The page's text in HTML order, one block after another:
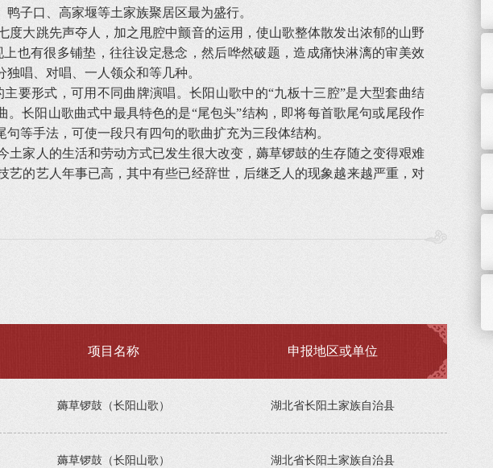
子口、高家堰等土家族聚居区最为盛行。
大跳先声夺人，加之甩腔中颤音的运用，使山歌整体散发出浓郁的山野
也有很多铺垫，往往设定悬念，然后哗然破题，造成痛快淋漓的审美效
唱、对唱、一人领众和等几种。
形式，可用不同曲牌演唱。长阳山歌中的“九板十三腔”是大型套曲结
长阳山歌曲式中最具特色的是“尾包头”结构，即将每首歌尾句或尾段作
等手法，可使一段只有四句的歌曲扩充为三段体结构。
家人的生活和劳动方式已发生很大改变，薅草锣鼓的生存随之变得艰难
的艺人年事已高，其中有些已经辞世，后继乏人的现象越来越严重，对
项目名称 申报地区或单位
薅草锣鼓（长阳山歌） 湖北省长阳土家族自治县
薅草锣鼓（长阳山歌） 湖北省长阳土家族自治县